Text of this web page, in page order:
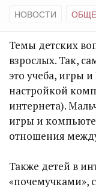
НОВОСТИ
Темы детских
взрослых. Так,
это учеба, игры
настройкой
интернета).
игры и
отношения
Также детей в
«почемучками»,